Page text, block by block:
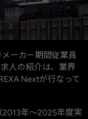
ーカー期間従業員
人の紹介は、業界
Nextが行なって
年～2025年度実